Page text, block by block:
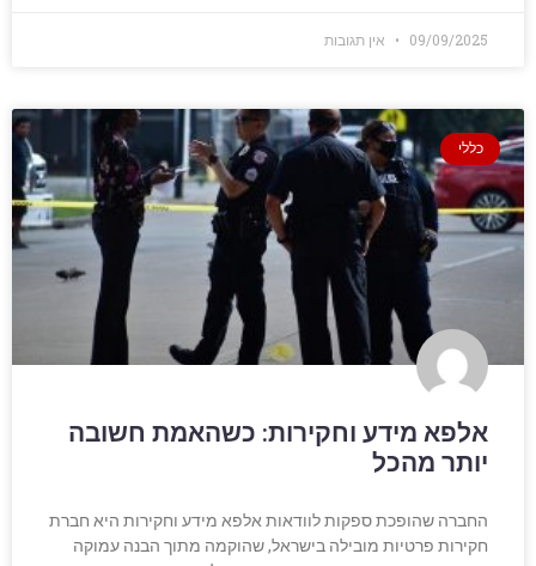
09/09/2025 אין תגובות
כללי
אלפא מידע וחקירות: כשהאמת חשובה
יותר מהכל
החברה שהופכת ספקות לוודאות אלפא מידע וחקירות היא חברת
חקירות פרטיות מובילה בישראל, שהוקמה מתוך הבנה עמוקה